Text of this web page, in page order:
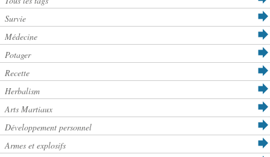
Survie
Médecine
Potager
Recette
Herbalism
Arts Martiaux
Développement personnel
Armes et explosifs